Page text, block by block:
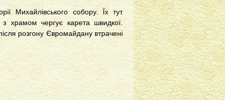
Михайлівського собору. Їх тут
храмом чергує карета швидкої.
розгону Євромайдану втрачені